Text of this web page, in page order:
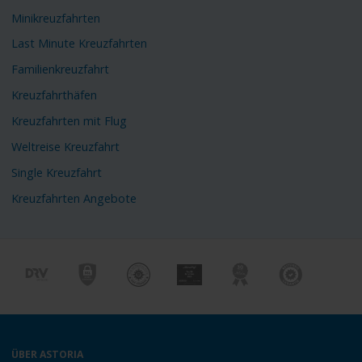
Minikreuzfahrten
Last Minute Kreuzfahrten
Familienkreuzfahrt
Kreuzfahrthäfen
Kreuzfahrten mit Flug
Weltreise Kreuzfahrt
Single Kreuzfahrt
Kreuzfahrten Angebote
ÜBER ASTORIA